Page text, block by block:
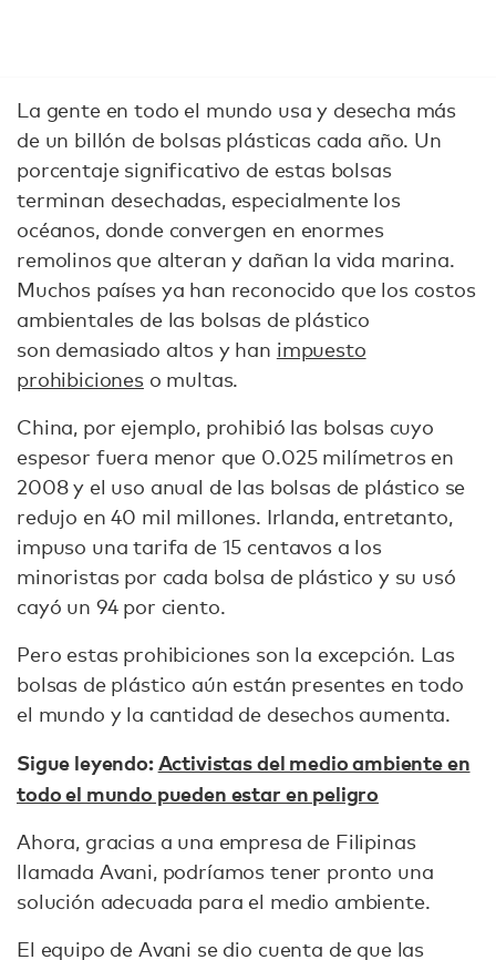
La gente en todo el mundo usa y desecha más
de un billón de bolsas plásticas cada año. Un
porcentaje significativo de estas bolsas
terminan desechadas, especialmente los
océanos, donde convergen en enormes
remolinos que alteran y dañan la vida marina.
Muchos países ya han reconocido que los costos
ambientales de las bolsas de plástico
son demasiado altos y han impuesto
prohibicioneso multas.
China, por ejemplo, prohibió las bolsas cuyo
espesor fuera menor que 0.025 milímetros en
2008 y el uso anual de las bolsas de plástico se
redujo en 40 mil millones. Irlanda, entretanto,
impuso una tarifa de 15 centavos a los
minoristas por cada bolsa de plástico y su usó
cayó un 94 por ciento.
Pero estas prohibiciones son la excepción. Las
bolsas de plástico aún están presentes en todo
el mundo y la cantidad de desechos aumenta.
Sigue leyendo:Activistas del medio ambiente en
todo el mundo pueden estar en peligro
Ahora, gracias a una empresa de Filipinas
llamada Avani, podríamos tener pronto una
solución adecuada para el medio ambiente.
El equipo de Avani se dio cuenta de que las